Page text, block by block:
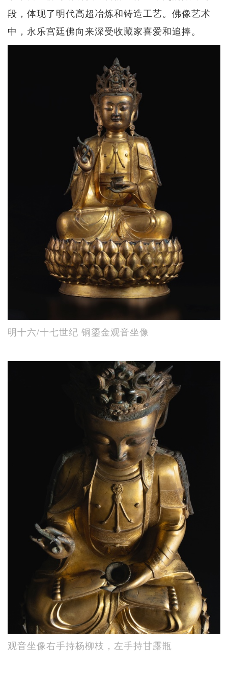
段，体现了明代高超冶炼和铸造工艺。佛像艺术
中，永乐宫廷佛向来深受收藏家喜爱和追捧。
明十六/十七世纪 铜鎏金观音坐像
观音坐像右手持杨柳枝，左手持甘露瓶